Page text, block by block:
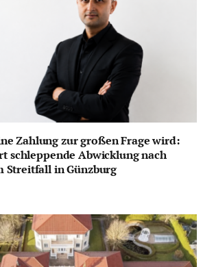
Zahlung zur großen Frage wird:
schleppende Abwicklung nach
Streitfall in Günzburg